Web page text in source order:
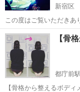
新宿区
この度はご覧いただきありがとうご
所を選ばず行えますので
場所までお伺いして行っております。 ●料金
...
東京 新宿区 その
【骨
都庁前駅
【骨格から整えるボデ